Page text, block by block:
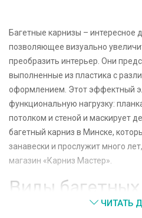
Багетные карнизы – интересное
позволяющее визуально
преобразить интерьер. Они
выполненные из пластика с
оформлением. Этот эффектный
функциональную нагрузку:
потолком и стеной и маскирует
багетный карниз в Минске,
занавески и прослужит много
магазин «Карниз Мастер».
Виды
В ассортименте магазина
ЧИТАТЬ